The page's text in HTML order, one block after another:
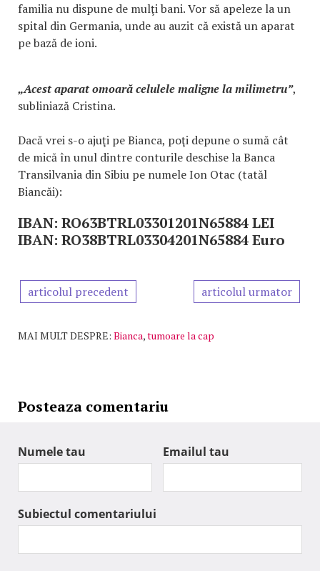
familia nu dispune de mulţi bani. Vor să apeleze la un
spital din Germania, unde au auzit că există un aparat
pe bază de ioni.
„Acest aparat omoară celulele maligne la milimetru”,
subliniază Cristina.
Dacă vrei s-o ajuţi pe Bianca, poţi depune o sumă cât
de mică în unul dintre conturile deschise la Banca
Transilvania din Sibiu pe numele Ion Otac (tatăl
Biancăi):
IBAN: RO63BTRL03301201N65884 LEI
IBAN: RO38BTRL03304201N65884 Euro
articolul precedent articolul urmator
MAI MULT DESPRE: Bianca,tumoare la cap
Posteaza comentariu
Numele tau Emailul tau
Subiectul comentariului